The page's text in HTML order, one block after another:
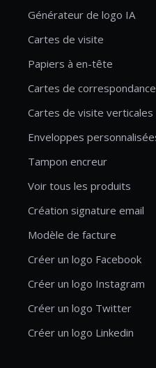
Générateur de logo IA
Cartes de visite
Papiers à en-tête
Cartes de
Cartes de visite verticales
Enveloppes
Tampon encreur
Voir tous les produits
Création signature email
Modèle de facture
Créer un logo Facebook
Créer un logo Instagram
Créer un logo Twitter
Créer un logo Linkedin